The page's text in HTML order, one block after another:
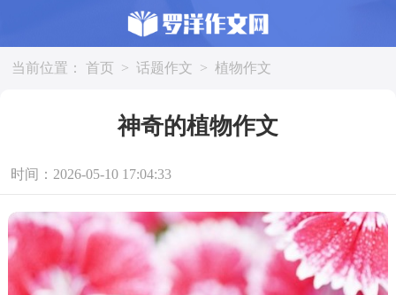
当前位置： 首页 > 话题作文 > 植物作文
神奇的植物作文
时间：2026-05-10 17:04:33